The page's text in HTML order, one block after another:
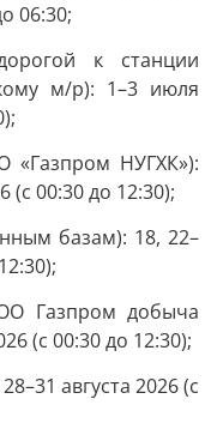
06:30;
к станции
м/р): 1–3 июля
«Газпром НУГХК»):
00:30 до 12:30);
базам): 18, 22–
Газпром добыча
(с 00:30 до 12:30);
августа 2026 (с